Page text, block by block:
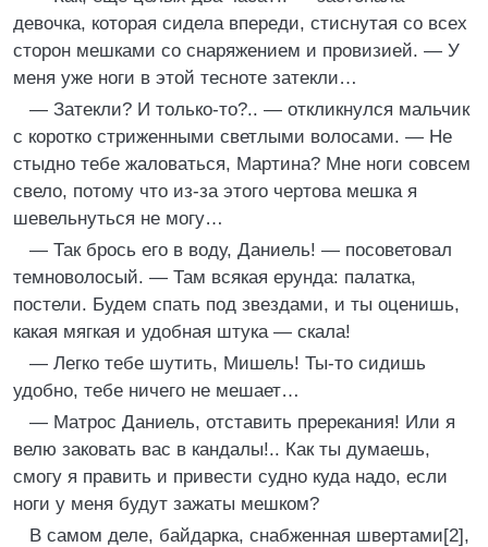
девочка, которая сидела впереди, стиснутая со всех
сторон мешками со снаряжением и провизией. — У
меня уже ноги в этой тесноте затекли…
— Затекли? И только-то?.. — откликнулся мальчик
с коротко стриженными светлыми волосами. — Не
стыдно тебе жаловаться, Мартина? Мне ноги совсем
свело, потому что из-за этого чертова мешка я
шевельнуться не могу…
— Так брось его в воду, Даниель! — посоветовал
темноволосый. — Там всякая ерунда: палатка,
постели. Будем спать под звездами, и ты оценишь,
какая мягкая и удобная штука — скала!
— Легко тебе шутить, Мишель! Ты-то сидишь
удобно, тебе ничего не мешает…
— Матрос Даниель, отставить пререкания! Или я
велю заковать вас в кандалы!.. Как ты думаешь,
смогу я править и привести судно куда надо, если
ноги у меня будут зажаты мешком?
В самом деле, байдарка, снабженная швертами[2],